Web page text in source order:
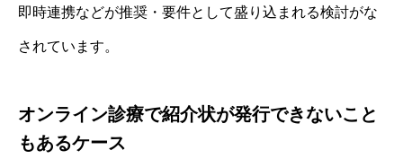
即時連携などが推奨・要件として盛り込まれる検討がな
されています。
オンライン診療で紹介状が発行できないこと
もあるケース